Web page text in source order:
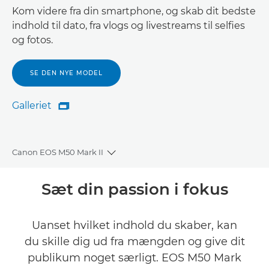
Kom videre fra din smartphone, og skab dit bedste
indhold til dato, fra vlogs og livestreams til selfies
og fotos.
SE DEN NYE MODEL
Galleriet
Galleriet

Canon EOS M50 Mark II
Toggle breadcrumbs
Oversigt
Anmeldelser
Sæt din passion i fokus
Uanset hvilket indhold du skaber, kan
du skille dig ud fra mængden og give dit
publikum noget særligt. EOS M50 Mark